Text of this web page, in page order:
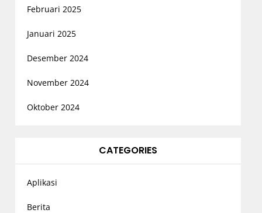
Februari 2025
Januari 2025
Desember 2024
November 2024
Oktober 2024
CATEGORIES
Aplikasi
Berita